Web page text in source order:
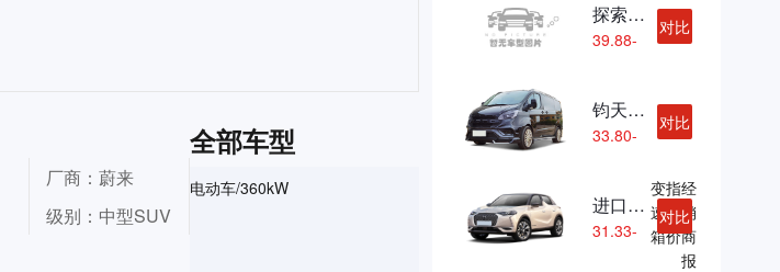
厂商：蔚来
级别：中型SUV
全部车型
电动车/360kW
变
速
箱
指
导
价
经
销
商
报
探索家·星际H
39.88-
对比
钧天黑武士Youth
33.80-
对比
进口DS 3 纯电动
31.33-
对比